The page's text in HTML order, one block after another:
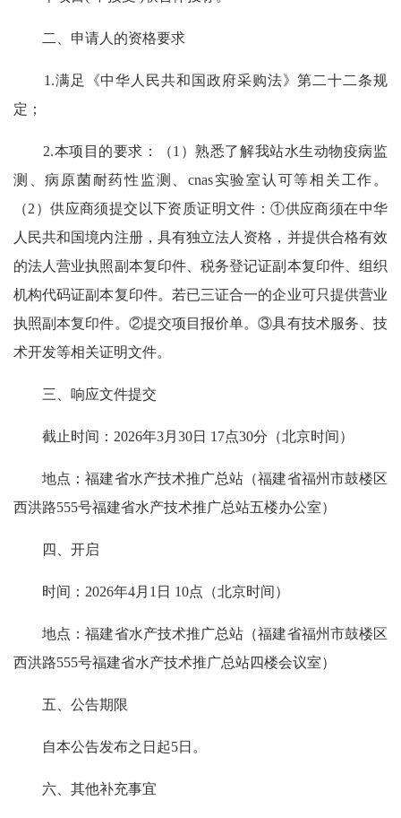
二、申请人的资格要求
1.满足《中华人民共和国政府采购法》第二十二条规
定；
2.本项目的要求：（1）熟悉了解我站水生动物疫病监
测、病原菌耐药性监测、cnas实验室认可等相关工作。
（2）供应商须提交以下资质证明文件：①供应商须在中华
人民共和国境内注册，具有独立法人资格，并提供合格有效
的法人营业执照副本复印件、税务登记证副本复印件、组织
机构代码证副本复印件。若已三证合一的企业可只提供营业
执照副本复印件。②提交项目报价单。③具有技术服务、技
术开发等相关证明文件。
三、响应文件提交
截止时间：2026年3月30日 17点30分（北京时间）
地点：福建省水产技术推广总站（福建省福州市鼓楼区
西洪路555号福建省水产技术推广总站五楼办公室）
四、开启
时间：2026年4月1日 10点（北京时间）
地点：福建省水产技术推广总站（福建省福州市鼓楼区
西洪路555号福建省水产技术推广总站四楼会议室）
五、公告期限
自本公告发布之日起5日。
六、其他补充事宜